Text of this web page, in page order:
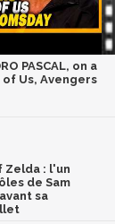
PASCAL, on a
Us, Avengers
Zelda : l'un
de Sam
sa